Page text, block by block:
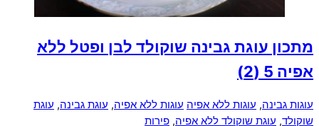
מתכון עוגת גבינה שוקולד לבן ופטל ללא
אפיה 5 (2)
עוגות גבינה, עוגות ללא אפיה עוגות ללא אפיה, עוגת גבינה, עוגת
שוקולד, עוגת שוקולד ללא אפיה, פירות